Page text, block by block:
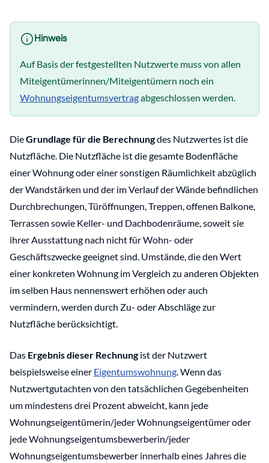
Hinweis
Auf Basis der festgestellten Nutzwerte muss von allen
Miteigentümerinnen/Miteigentümern noch ein
Wohnungseigentumsvertragabgeschlossen werden.
DieGrundlage für die Berechnungdes Nutzwertes ist die
Nutzfläche. Die Nutzfläche ist die gesamte Bodenfläche
einer Wohnung oder einer sonstigen Räumlichkeit abzüglich
der Wandstärken und der im Verlauf der Wände befindlichen
Durchbrechungen, Türöffnungen, Treppen, offenen Balkone,
Terrassen sowie Keller- und Dachbodenräume, soweit sie
ihrer Ausstattung nach nicht für Wohn- oder
Geschäftszwecke geeignet sind. Umstände, die den Wert
einer konkreten Wohnung im Vergleich zu anderen Objekten
im selben Haus nennenswert erhöhen oder auch
vermindern, werden durch Zu- oder Abschläge zur
Nutzfläche berücksichtigt.
Das Ergebnis dieser Rechnungist der Nutzwert
beispielsweise einer Eigentumswohnung. Wenn das
Nutzwertgutachten von den tatsächlichen Gegebenheiten
um mindestens drei Prozent abweicht, kann jede
Wohnungseigentümerin/jeder Wohnungseigentümer oder
jede Wohnungseigentumsbewerberin/jeder
Wohnungseigentumsbewerber innerhalb eines Jahres die